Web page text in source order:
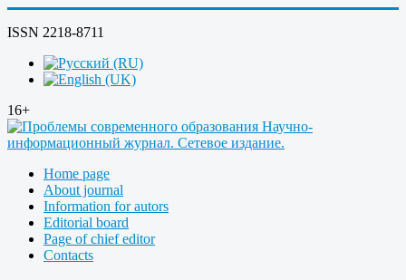
ISSN 2218-8711
16+
Home page
About journal
Information for autors
Editorial board
Page of chief editor
Contacts